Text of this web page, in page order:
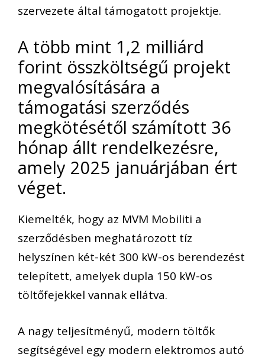
szervezete által támogatott projektje.
A több mint 1,2 milliárd
forint összköltségű projekt
megvalósítására a
támogatási szerződés
megkötésétől számított 36
hónap állt rendelkezésre,
amely 2025 januárjában ért
véget.
Kiemelték, hogy az MVM Mobiliti a
szerződésben meghatározott tíz
helyszínen két-két 300 kW-os berendezést
telepített, amelyek dupla 150 kW-os
töltőfejekkel vannak ellátva.
A nagy teljesítményű, modern töltők
segítségével egy modern elektromos autó